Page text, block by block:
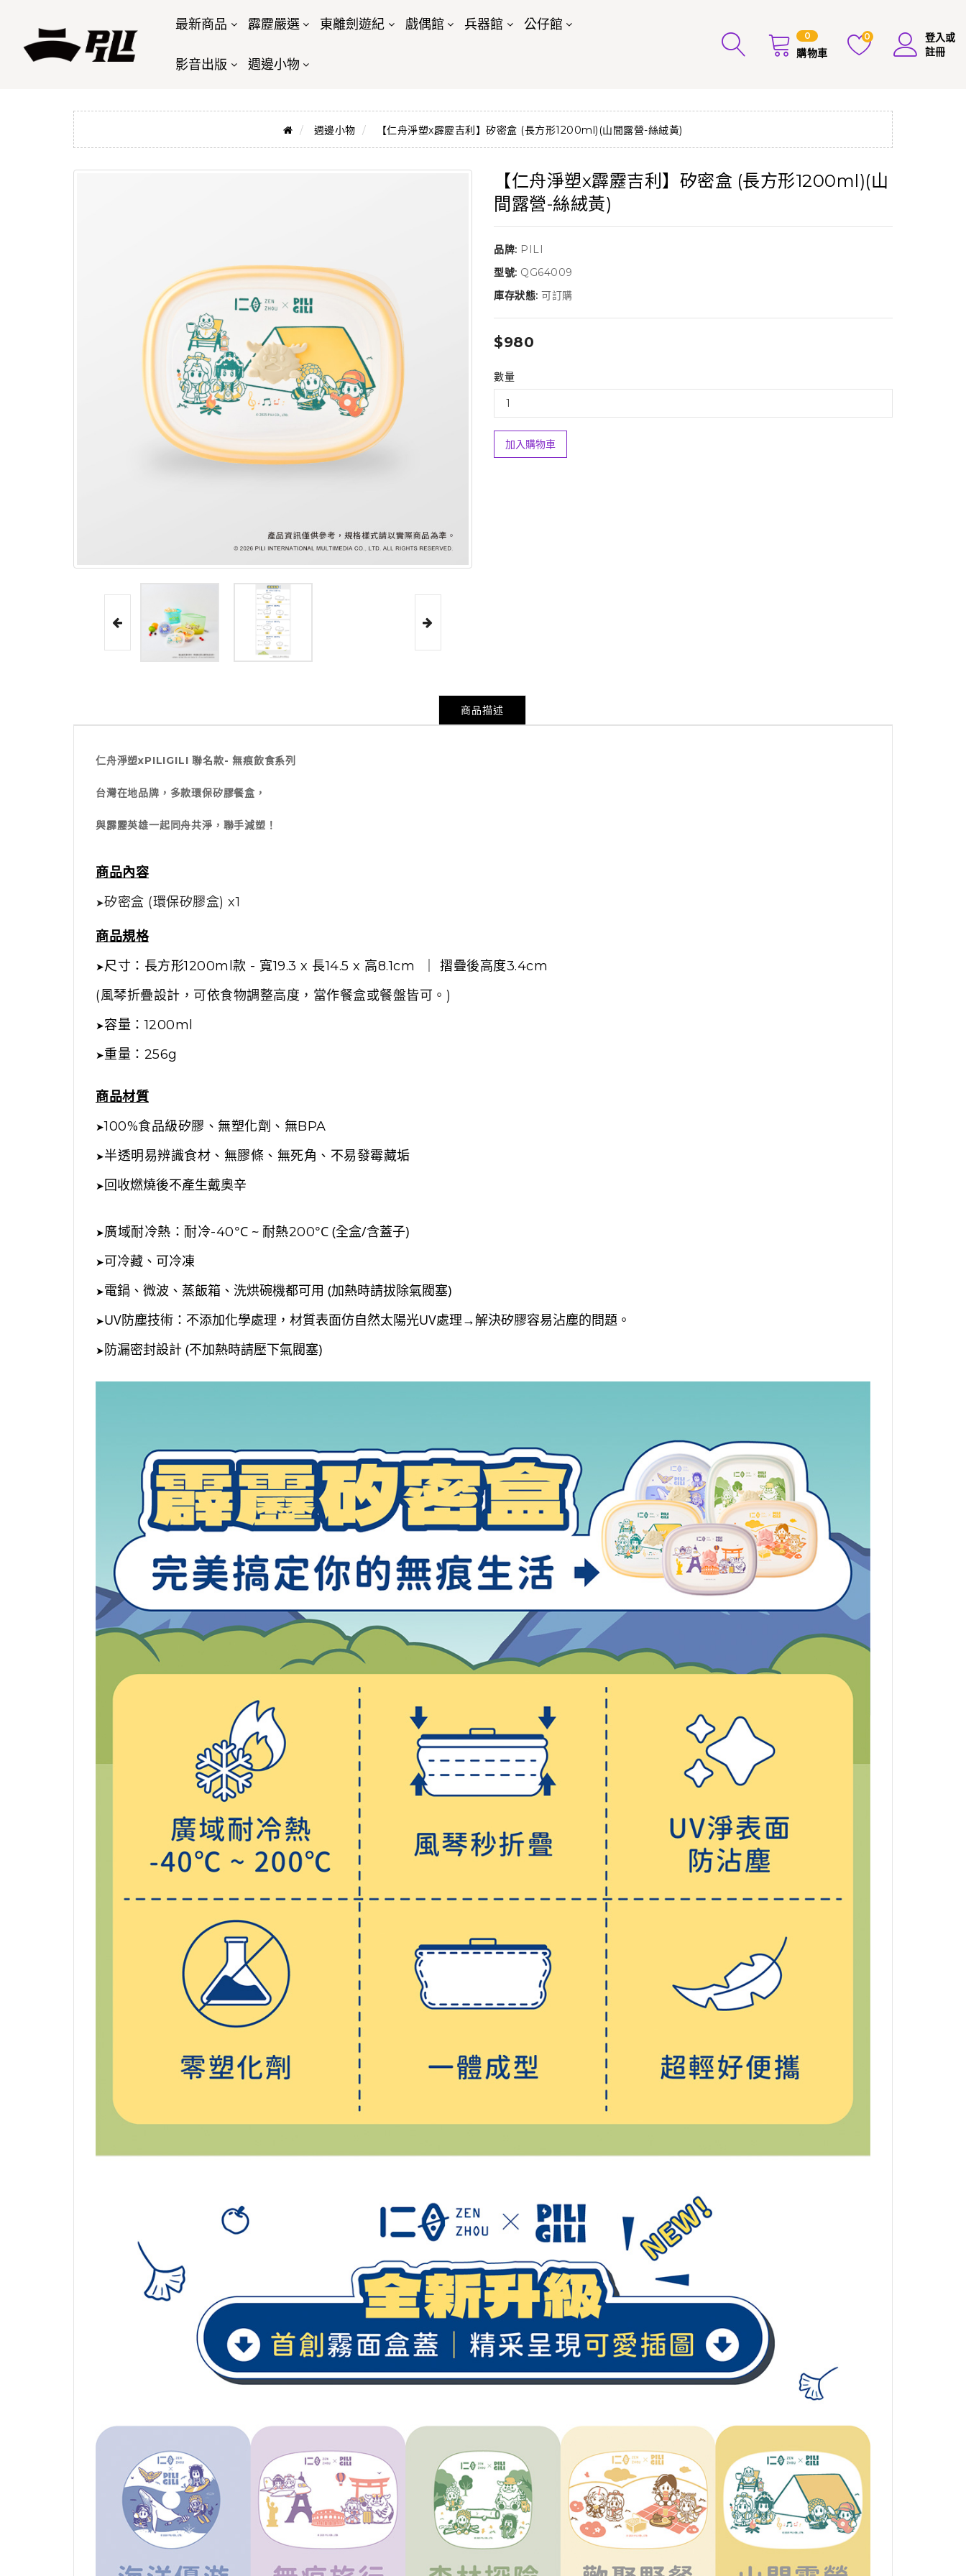
最新商品 霹靂嚴選 東離劍遊紀 戲偶館 兵器館 公仔館
影音出版 週邊小物
0
購物車
0
登入或
註冊
週邊小物 【仁舟淨塑x霹靂吉利】矽密盒 (長方形1200ml)(山間露營-絲絨黃)
【仁舟淨塑x霹靂吉利】矽密盒 (長方形1200ml)(山
間露營-絲絨黃)
品牌: PILI
型號: QG64009
庫存狀態: 可訂購
$980
數量
加入購物車
商品描述
仁舟淨塑xPILIGILI 聯名款- 無痕飲食系列
台灣在地品牌，多款環保矽膠餐盒，
與霹靂英雄一起同舟共淨，聯手減塑！
商品內容
➤矽密盒 (環保矽膠盒) x1
商品規格
➤尺寸：長方形1200ml款 - 寬19.3 x 長14.5 x 高8.1cm ｜ 摺疊後高度3.4cm
(風琴折疊設計，可依食物調整高度，當作餐盒或餐盤皆可。)
➤容量：1200ml
➤重量：256g
商品材質
➤100%食品級矽膠、無塑化劑、無BPA
➤半透明易辨識食材、無膠條、無死角、不易發霉藏垢
➤回收燃燒後不產生戴奧辛
➤廣域耐冷熱：耐冷-40°C ~ 耐熱200°C (全盒/含蓋子)
➤可冷藏、可冷凍
➤電鍋、微波、蒸飯箱、洗烘碗機都可用 (加熱時請拔除氣閥塞)
➤UV防塵技術：不添加化學處理，材質表面仿自然太陽光UV處理→解決矽膠容易沾塵的問題。
➤防漏密封設計 (不加熱時請壓下氣閥塞)